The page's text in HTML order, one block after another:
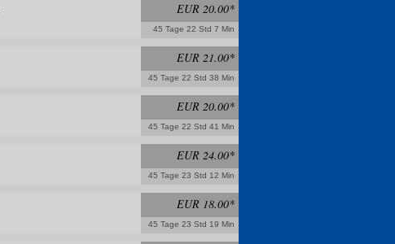
EUR 20.00*
45 Tage 22 Std 7 Min
EUR 21.00*
45 Tage 22 Std 38 Min
EUR 20.00*
45 Tage 22 Std 41 Min
EUR 24.00*
45 Tage 23 Std 12 Min
EUR 18.00*
45 Tage 23 Std 19 Min